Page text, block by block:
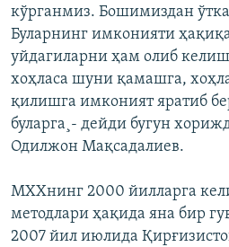
кўрганмиз. Бошимиздан
Буларнинг имконияти
уйдагиларни ҳам олиб
хоҳласа шуни қамашга,
қилишга имконият яратиб
буларга¸- дейди бугун
Одилжон Мақсадалиев.
МХХнинг 2000 йилларга
методлари ҳақида яна бир
2007 йил июлида